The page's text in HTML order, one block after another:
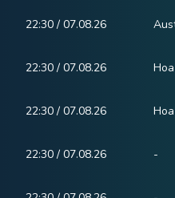
22:30 / 07.08.26
22:30 / 07.08.26
22:30 / 07.08.26
22:30 / 07.08.26 -